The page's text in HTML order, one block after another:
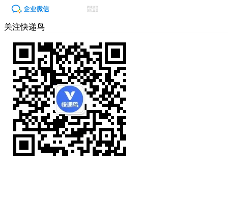
关注快递鸟